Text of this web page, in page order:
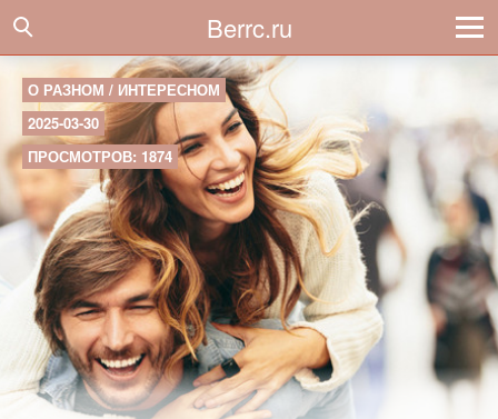
Berrc.ru
О РАЗНОМ / ИНТЕРЕСНОМ
2025-03-30
ПРОСМОТРОВ: 1874